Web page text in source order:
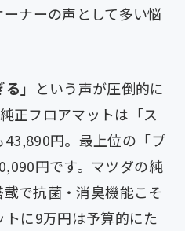
ナーの声として多い悩
」 という声が圧倒的に
正フロアマットは「ス
円。最上位の「プ
円です。マツダの純
載で抗菌・消臭機能こそ
に9万円は予算的にた